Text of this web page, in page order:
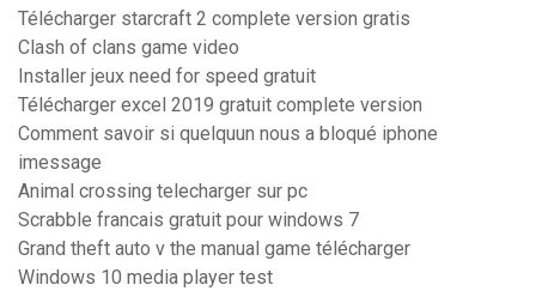
Télécharger starcraft 2 complete version gratis
Clash of clans game video
Installer jeux need for speed gratuit
Télécharger excel 2019 gratuit complete version
Comment savoir si quelquun nous a bloqué iphone
imessage
Animal crossing telecharger sur pc
Scrabble francais gratuit pour windows 7
Grand theft auto v the manual game télécharger
Windows 10 media player test